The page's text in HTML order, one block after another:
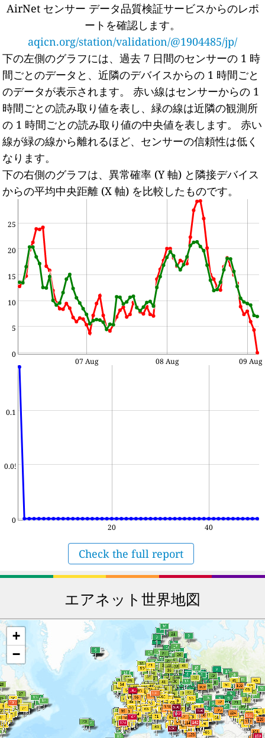
AirNet センサー データ品質検証サービスからのレポ
ートを確認します。
aqicn.org/station/validation/@1904485/jp/
下の左側のグラフには、過去 7 日間のセンサーの 1 時
間ごとのデータと、近隣のデバイスからの 1 時間ごと
のデータが表示されます。
赤い線はセンサーからの 1
時間ごとの読み取り値を表し、緑の線は近隣の観測所
の 1 時間ごとの読み取り値の中央値を表します。
赤い
線が緑の線から離れるほど、センサーの信頼性は低く
なります。
下の右側のグラフは、異常確率 (Y 軸) と隣接デバイス
からの平均中央距離 (X 軸) を比較したものです。
0
5
10
15
20
25
07 Aug 08 Aug 09 Aug
0
0.05
0.1
20 40
Check the full report
エアネット世界地図
+
−